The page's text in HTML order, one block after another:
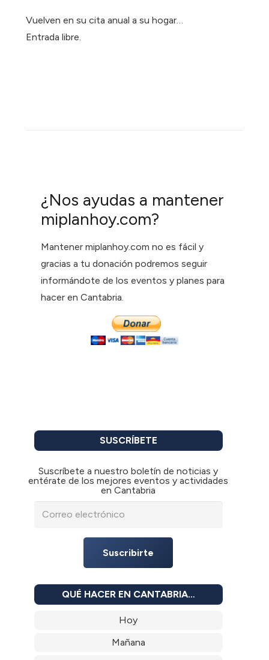
Vuelven en su cita anual a su hogar…
Entrada libre.
¿Nos ayudas a mantener
miplanhoy.com?
Mantener miplanhoy.com no es fácil y
gracias a tu donación podremos seguir
informándote de los eventos y planes para
hacer en Cantabria.
SUSCRÍBETE
Suscríbete a nuestro boletín de noticias y
entérate de los mejores eventos y actividades
en Cantabria
Suscribirte
QUÉ HACER EN CANTABRIA…
Hoy
Mañana